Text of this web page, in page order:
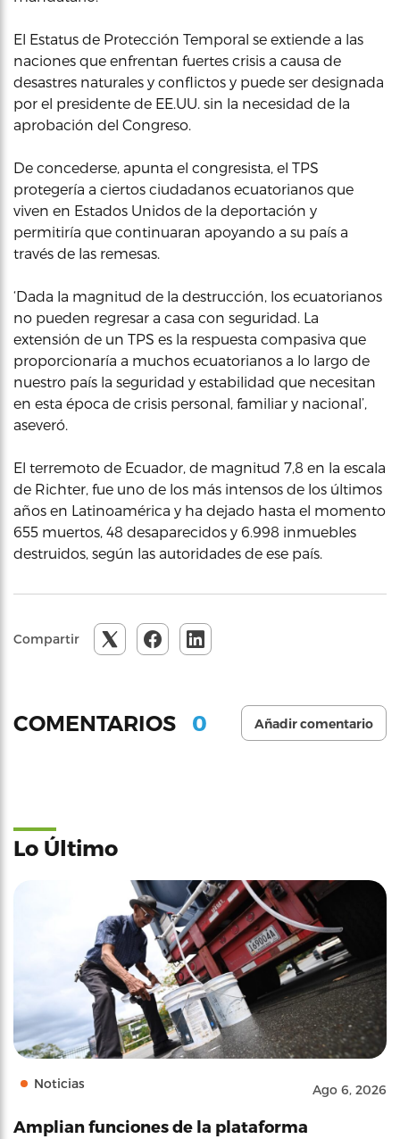
El Estatus de Protección Temporal se extiende a las
naciones que enfrentan fuertes crisis a causa de
desastres naturales y conflictos y puede ser designada
por el presidente de EE.UU. sin la necesidad de la
aprobación del Congreso.
De concederse, apunta el congresista, el TPS
protegería a ciertos ciudadanos ecuatorianos que
viven en Estados Unidos de la deportación y
permitiría que continuaran apoyando a su país a
través de las remesas.
‘Dada la magnitud de la destrucción, los ecuatorianos
no pueden regresar a casa con seguridad. La
extensión de un TPS es la respuesta compasiva que
proporcionaría a muchos ecuatorianos a lo largo de
nuestro país la seguridad y estabilidad que necesitan
en esta época de crisis personal, familiar y nacional’,
aseveró.
El terremoto de Ecuador, de magnitud 7,8 en la escala
de Richter, fue uno de los más intensos de los últimos
años en Latinoamérica y ha dejado hasta el momento
655 muertos, 48 desaparecidos y 6.998 inmuebles
destruidos, según las autoridades de ese país.
Compartir
COMENTARIOS 0 Añadir comentario
Lo Último
Noticias Ago 6, 2026
Amplian funciones de la plataforma